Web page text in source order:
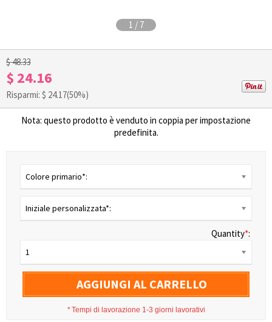
1 / 7
$ 48.33
$ 24.16
Risparmi: $ 24.17(50%)
Nota: questo prodotto è venduto in coppia per impostazione
predefinita.
Colore primario*:
Iniziale personalizzata*:
Quantity*:
1
AGGIUNGI AL CARRELLO
*Tempi di lavorazione 1-3 giorni lavorativi